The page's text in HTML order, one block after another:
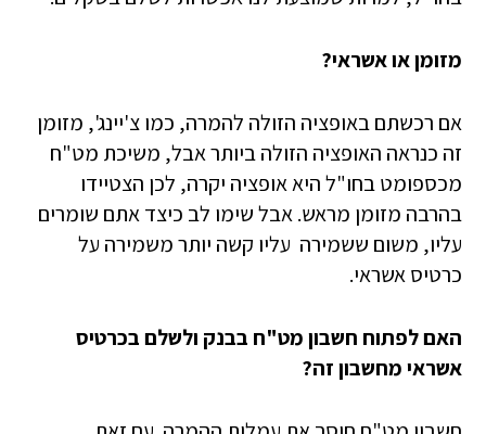
מזומן או אשראי?
אם רכשתם באופציה הזולה להמרה, כמו צ'יינג', מזומן
זה כנראה האופציה הזולה ביותר אבל, משיכת מט"ח
מכספומט בחו"ל היא אופציה יקרה, לכן הצטיידו
בהרבה מזומן מראש. אבל שימו לב כיצד אתם שומרים
עליו, משום ששמירה עליו קשה יותר משמירה על
כרטיס אשראי.
האם לפתוח חשבון מט"ח בבנק ולשלם בכרטיס
אשראי מחשבון זה?